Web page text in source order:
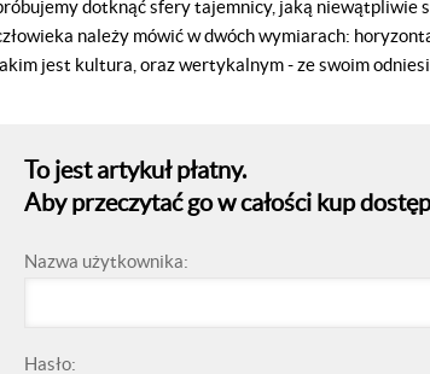
dotknąć sfery tajemnicy, jaką niewątpliwie
należy mówić w dwóch wymiarach:
jest kultura, oraz wertykalnym - ze swoim
To jest artykuł płatny.
Aby przeczytać go w całości kup
Nazwa użytkownika:
Hasło: